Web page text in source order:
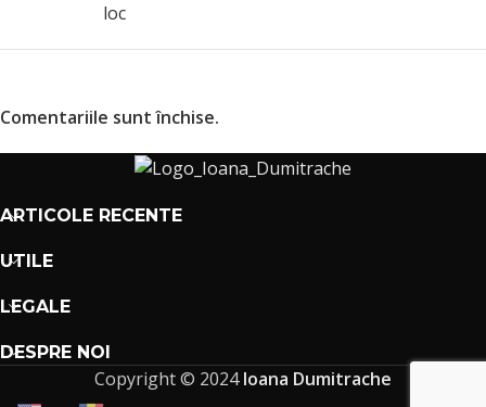
loc
Comentariile sunt închise.
ARTICOLE RECENTE
UTILE
LEGALE
DESPRE NOI
Copyright © 2024Ioana Dumitrache